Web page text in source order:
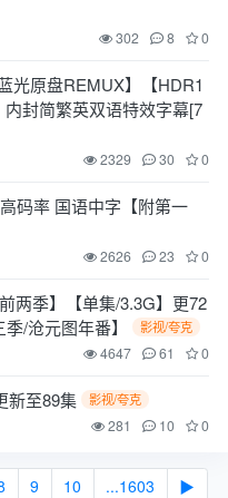
302 8 0
光原盘REMUX】【HDR1
封简繁英双语特效字幕[7
2329 30 0
码率 国语中字【附第一
2626 23 0
两季】【单集/3.3G】更72
/沧元图年番】
影视/夸克
4647 61 0
新至89集 影视/夸克
281 10 0
9 10 ...1603 ▶